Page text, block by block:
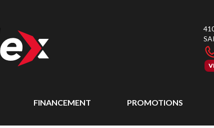
FINANCEMENT PROMOTIONS